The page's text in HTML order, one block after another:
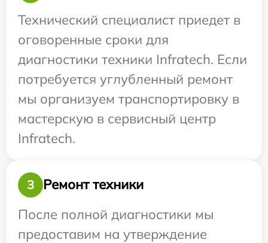
Технический специалист приедет в
оговоренные сроки для
диагностики техники Infratech. Если
потребуется углубленный ремонт
мы организуем транспортировку в
мастерскую в сервисный центр
Infratech.
3
Ремонт техники
После полной диагностики мы
предоставим на утверждение